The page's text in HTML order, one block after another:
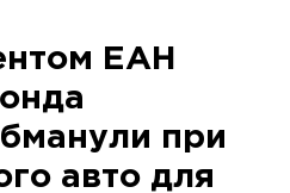
ЕАН
при
авто для